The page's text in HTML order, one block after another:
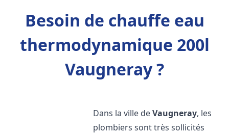
Besoin de chauffe eau
thermodynamique 200l
Vaugneray ?
Dans la ville deVaugneray, les
plombiers sont très sollicités